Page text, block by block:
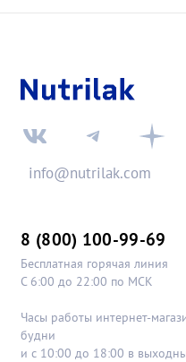
info@nutrilak.com
8 (800) 100-99-69
Бесплатная горячая линия
С 6:00 до 22:00 по МСК
Часы работы интернет-
будни
и с 10:00 до 18:00 в